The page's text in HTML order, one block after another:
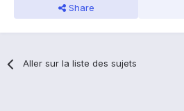
Share
Aller sur la liste des sujets